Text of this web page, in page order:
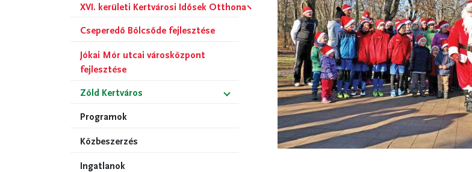
XVI. kerületi Kertvárosi Idősek Otthona
Cseperedő Bölcsőde fejlesztése
Jókai Mór utcai városközpont
fejlesztése
Zöld Kertváros
Programok
Közbeszerzés
Ingatlanok